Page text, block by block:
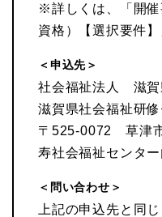
※詳しくは、「開
資格）【選択要件
＜申込先＞
社会福祉法人 滋賀
滋賀県社会福祉研
〒525-0072 草津
寿社会福祉センター
＜問い合わせ＞
上記の申込先と同じ